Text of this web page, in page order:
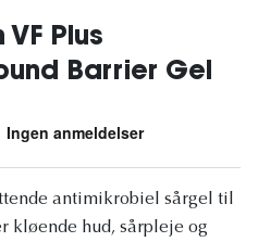
Plus
Barrier Gel
antimikrobiel sårgel til
kløende hud, sårpleje og